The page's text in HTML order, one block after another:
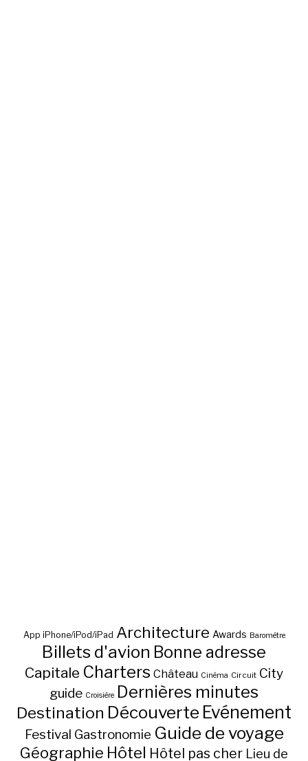
App iPhone/iPod/iPad Architecture Awards Baromètre
Billets d'avion Bonne adresse
Capitale Charters Château Cinéma Circuit City
guide Croisière Dernières minutes
Destination Découverte Evénement
Festival Gastronomie Guide de voyage
Géographie Hôtel Hôtel pas cher Lieu de